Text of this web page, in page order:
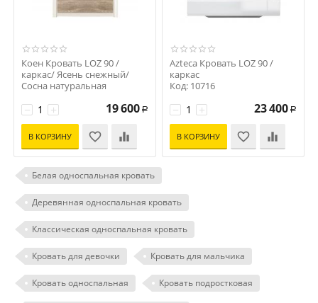
Коен Кровать LOZ 90 /
каркас/ Ясень снежный/
Сосна натуральная
+
− 19 600 Р
В КОРЗИНУ
Azteca Кровать LOZ 90 /
каркас
Код: 10716
+
− 23 400 Р
В КОРЗИНУ
Белая односпальная кровать
Деревянная односпальная кровать
Классическая односпальная кровать
Кровать для девочки Кровать для мальчика
Кровать односпальная Кровать подростковая